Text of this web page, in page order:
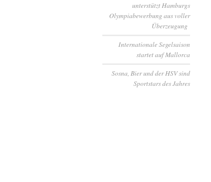
unterstützt Hamburgs
Olympiabewerbung aus voller
Überzeugung
Internationale Segelsaison
startet auf Mallorca
Sosna, Bier und der HSV sind
Sportstars des Jahres